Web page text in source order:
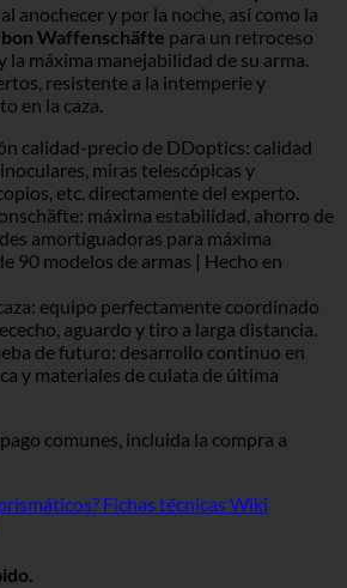
anochecer y por la noche, así como la
Waffenschäfte para un retroceso
máxima manejabilidad de su arma.
resistente a la intemperie y
en la caza.
calidad-precio de DDoptics: calidad
miras telescópicas y
etc. directamente del experto.
máxima estabilidad, ahorro de
amortiguadoras para máxima
90 modelos de armas | Hecho en
equipo perfectamente coordinado
aguardo y tiro a larga distancia.
de futuro: desarrollo continuo en
y materiales de culata de última
comunes, incluida la compra a
Fichas técnicas Wiki